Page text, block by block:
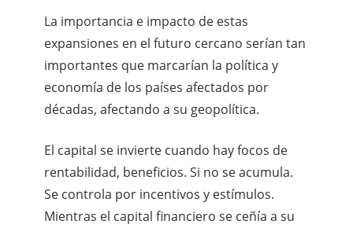
La importancia e impacto de estas
expansiones en el futuro cercano serían tan
importantes que marcarían la política y
economía de los países afectados por
décadas, afectando a su geopolítica.
El capital se invierte cuando hay focos de
rentabilidad, beneficios. Si no se acumula.
Se controla por incentivos y estímulos.
Mientras el capital financiero se ceñía a su